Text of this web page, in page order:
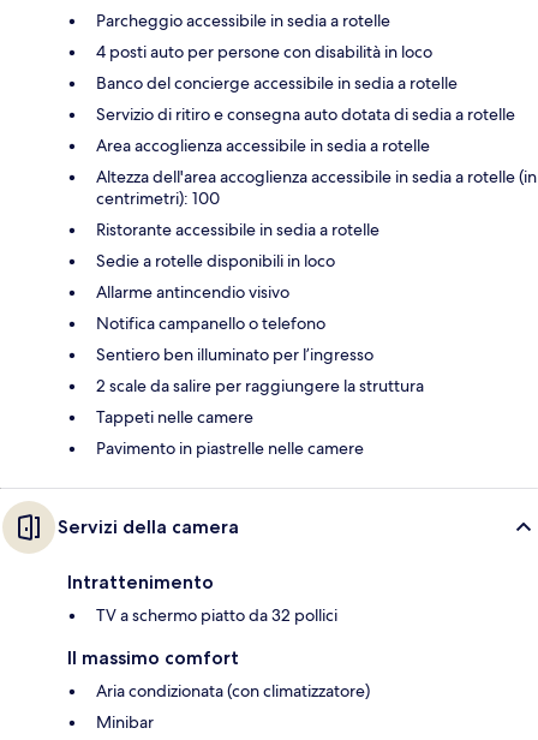
Parcheggio accessibile in sedia a rotelle
4 posti auto per persone con disabilità in loco
Banco del concierge accessibile in sedia a rotelle
Servizio di ritiro e consegna auto dotata di sedia a rotelle
Area accoglienza accessibile in sedia a rotelle
Altezza dell'area accoglienza accessibile in sedia a rotelle (in
centrimetri): 100
Ristorante accessibile in sedia a rotelle
Sedie a rotelle disponibili in loco
Allarme antincendio visivo
Notifica campanello o telefono
Sentiero ben illuminato per l’ingresso
2 scale da salire per raggiungere la struttura
Tappeti nelle camere
Pavimento in piastrelle nelle camere
Servizi della camera
Intrattenimento
TV a schermo piatto da 32 pollici
Il massimo comfort
Aria condizionata (con climatizzatore)
Minibar